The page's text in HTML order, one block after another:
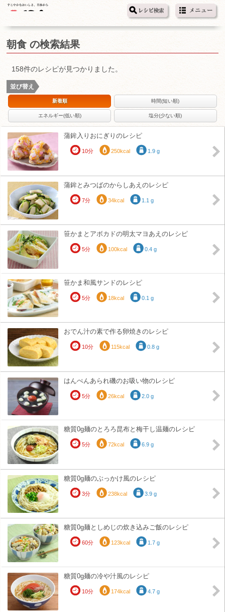
朝食 の検索結果
158件のレシピが見つかりました。
並び替え
新着順 時間(短い順)
エネルギー(低い順) 塩分(少ない順)
蒲鉾入りおにぎりのレシピ
10分 250kcal 1.9 g
蒲鉾とみつばのからしあえのレシピ
7分 34kcal 1.1 g
笹かまとアボカドの明太マヨあえのレシピ
5分 100kcal 0.4 g
笹かま和風サンドのレシピ
5分 18kcal 0.1 g
おでん汁の素で作る卵焼きのレシピ
10分 115kcal 0.8 g
はんぺんあられ磯のお吸い物のレシピ
5分 26kcal 2.0 g
糖質0g麺のとろろ昆布と梅干し温麺のレシピ
5分 72kcal 6.9 g
糖質0g麺のぶっかけ風のレシピ
3分 238kcal 3.9 g
糖質0g麺としめじの炊き込みご飯のレシピ
60分 123kcal 1.7 g
糖質0g麺の冷や汁風のレシピ
10分 174kcal 4.7 g